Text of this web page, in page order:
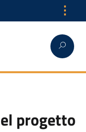
⋮
progetto